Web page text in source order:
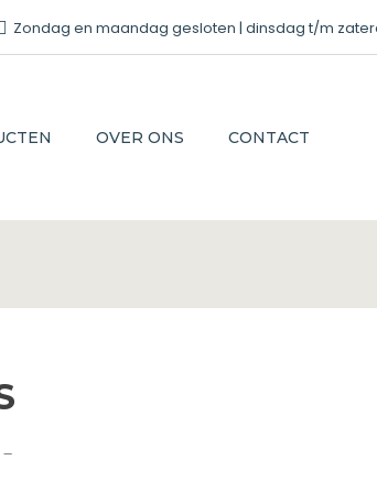
Zondag en maandag gesloten | dinsdag t/m
OVER ONS CONTACT
–